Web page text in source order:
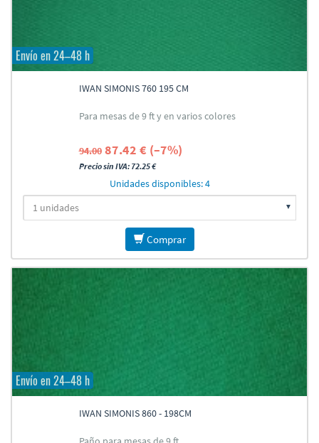
Envío en 24–48 h
IWAN SIMONIS 760 195 CM
Para mesas de 9 ft y en varios colores
94.00 87.42 € (–7%)
Precio sin IVA: 72.25 €
Unidades disponibles: 4
Comprar
Envío en 24–48 h
IWAN SIMONIS 860 - 198CM